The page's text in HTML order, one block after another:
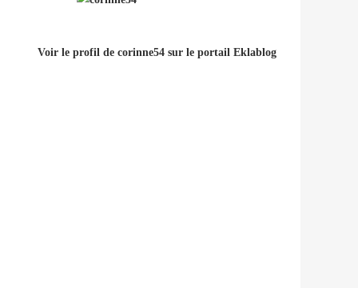
Voir le profil de corinne54sur le portail Eklablog